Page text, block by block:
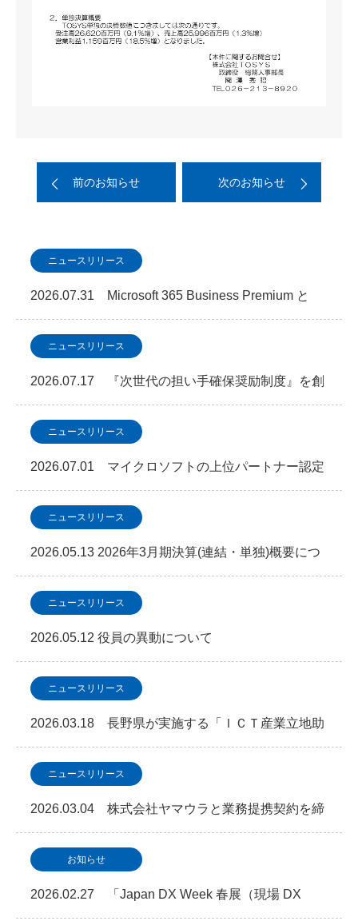
前のお知らせ 次のお知らせ
ニュースリリース
2026.07.31 Microsoft 365 Business Premium と
SOC 監視を…
ニュースリリース
2026.07.17 『次世代の担い手確保奨励制度』を創
設しました
ニュースリリース
2026.07.01 マイクロソフトの上位パートナー認定
資格「Microsoft Copilot」S…
ニュースリリース
2026.05.13 2026年3月期決算(連結・単独)概要につ
いてニュースリリース
2026.05.12 役員の異動について
ニュースリリース
2026.03.18 長野県が実施する「ＩＣＴ産業立地助
成金事業」において事業認定を取得しました
ニュースリリース
2026.03.04 株式会社ヤマウラと業務提携契約を締
結「次世代型データセンター・地方分散NAGA…
お知らせ
2026.02.27 「Japan DX Week 春展（現場 DX